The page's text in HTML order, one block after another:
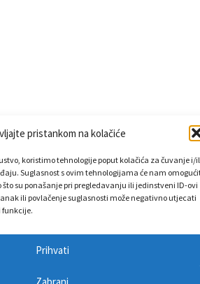
pristankom na kolačiće
koristimo tehnologije poput kolačića za čuvanje i/
Suglasnost s ovim tehnologijama će nam
su ponašanje pri pregledavanju ili jedinstveni ID-ovi
ili povlačenje suglasnosti može negativno utjecati
funkcije.
Prihvati
Zabrani